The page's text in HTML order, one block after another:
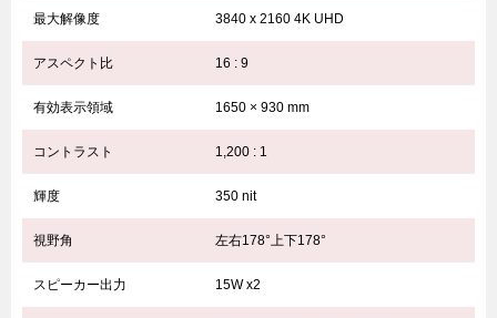
最大解像度 3840 x 2160 4K UHD
アスペクト比 16 : 9
有効表示領域 1650 × 930 mm
コントラスト 1,200 : 1
輝度 350 nit
視野角 左右178°上下178°
スピーカー出力 15W x2